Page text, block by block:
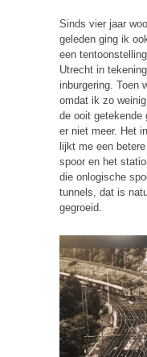
Sinds vier jaar
geleden ging ik
een
Utrecht in
inburgering. Toen
omdat ik zo
de ooit getekende
er niet meer. Het
lijkt me een
spoor en het
die onlogische
tunnels, dat is
gegroeid.